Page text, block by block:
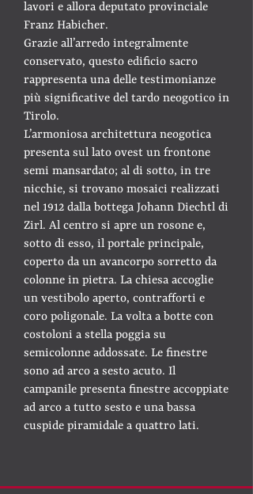
lavori e allora deputato provinciale
Franz Habicher.
Grazie all’arredo integralmente
conservato, questo edificio sacro
rappresenta una delle testimonianze
più significative del tardo neogotico in
Tirolo.
L’armoniosa architettura neogotica
presenta sul lato ovest un frontone
semi mansardato; al di sotto, in tre
nicchie, si trovano mosaici realizzati
nel 1912 dalla bottega Johann Diechtl di
Zirl. Al centro si apre un rosone e,
sotto di esso, il portale principale,
coperto da un avancorpo sorretto da
colonne in pietra. La chiesa accoglie
un vestibolo aperto, contrafforti e
coro poligonale. La volta a botte con
costoloni a stella poggia su
semicolonne addossate. Le finestre
sono ad arco a sesto acuto. Il
campanile presenta finestre accoppiate
ad arco a tutto sesto e una bassa
cuspide piramidale a quattro lati.